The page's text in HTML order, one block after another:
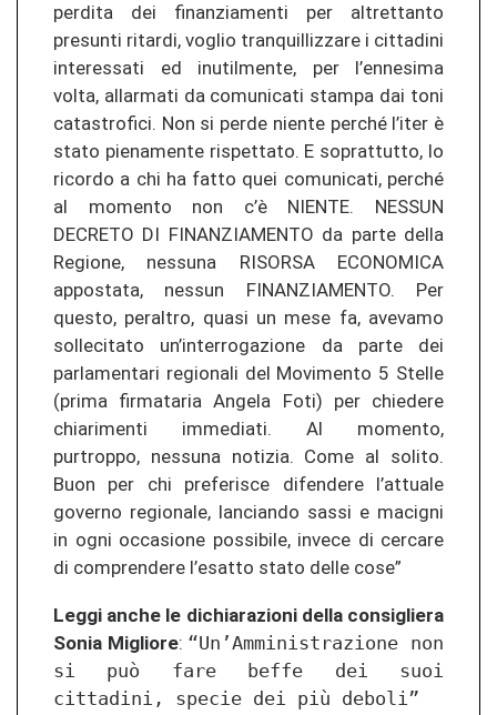
perdita dei finanziamenti per altrettanto
presunti ritardi, voglio tranquillizzare i cittadini
interessati ed inutilmente, per l’ennesima
volta, allarmati da comunicati stampa dai toni
catastrofici. Non si perde niente perché l’iter è
stato pienamente rispettato. E soprattutto, lo
ricordo a chi ha fatto quei comunicati, perché
al momento non c’è NIENTE. NESSUN
DECRETO DI FINANZIAMENTO da parte della
Regione, nessuna RISORSA ECONOMICA
appostata, nessun FINANZIAMENTO. Per
questo, peraltro, quasi un mese fa, avevamo
sollecitato un’interrogazione da parte dei
parlamentari regionali del Movimento 5 Stelle
(prima firmataria Angela Foti) per chiedere
chiarimenti immediati. Al momento,
purtroppo, nessuna notizia. Come al solito.
Buon per chi preferisce difendere l’attuale
governo regionale, lanciando sassi e macigni
in ogni occasione possibile, invece di cercare
di comprendere l’esatto stato delle cose”
Leggi anche le dichiarazioni della consigliera
Sonia Migliore: “Un’Amministrazione non
si può fare beffe dei suoi
cittadini, specie dei più deboli”